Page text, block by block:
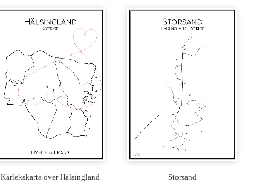
Kärlekskarta över Hälsingland Storsand